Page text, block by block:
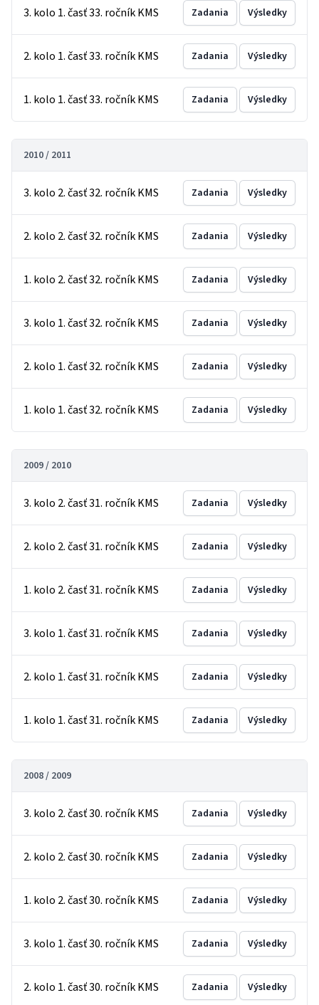
3. kolo 1. časť 33. ročník KMS Zadania Výsledky
2. kolo 1. časť 33. ročník KMS Zadania Výsledky
1. kolo 1. časť 33. ročník KMS Zadania Výsledky
2010 / 2011
3. kolo 2. časť 32. ročník KMS Zadania Výsledky
2. kolo 2. časť 32. ročník KMS Zadania Výsledky
1. kolo 2. časť 32. ročník KMS Zadania Výsledky
3. kolo 1. časť 32. ročník KMS Zadania Výsledky
2. kolo 1. časť 32. ročník KMS Zadania Výsledky
1. kolo 1. časť 32. ročník KMS Zadania Výsledky
2009 / 2010
3. kolo 2. časť 31. ročník KMS Zadania Výsledky
2. kolo 2. časť 31. ročník KMS Zadania Výsledky
1. kolo 2. časť 31. ročník KMS Zadania Výsledky
3. kolo 1. časť 31. ročník KMS Zadania Výsledky
2. kolo 1. časť 31. ročník KMS Zadania Výsledky
1. kolo 1. časť 31. ročník KMS Zadania Výsledky
2008 / 2009
3. kolo 2. časť 30. ročník KMS Zadania Výsledky
2. kolo 2. časť 30. ročník KMS Zadania Výsledky
1. kolo 2. časť 30. ročník KMS Zadania Výsledky
3. kolo 1. časť 30. ročník KMS Zadania Výsledky
2. kolo 1. časť 30. ročník KMS Zadania Výsledky